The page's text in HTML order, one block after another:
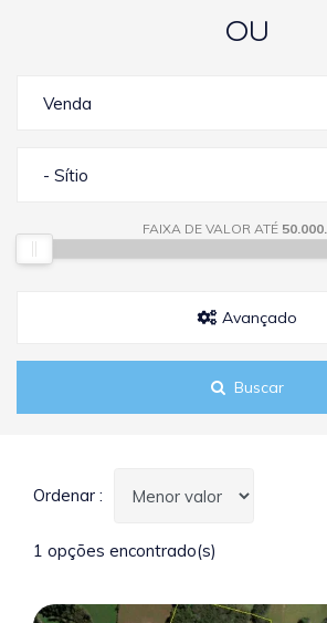
OU
Venda
- Sítio
FAIXA DE VALOR ATÉ
Avançado
Buscar
Ordenar :
1 opções encontrado(s)